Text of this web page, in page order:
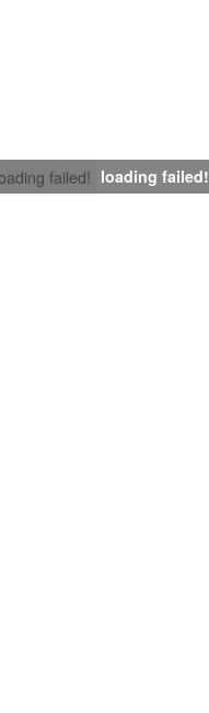
failed! loading failed!